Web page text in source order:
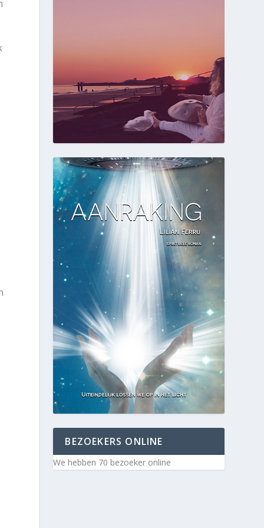
BEZOEKERS ONLINE
We hebben 70 bezoeker online